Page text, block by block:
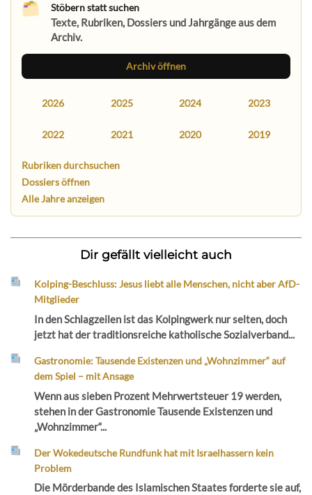
Stöbern statt suchen
Texte, Rubriken, Dossiers und Jahrgänge aus dem
Archiv.
Archiv öffnen
2026 2025 2024 2023
2022 2021 2020 2019
Rubriken durchsuchen
Dossiers öffnen
Alle Jahre anzeigen
Dir gefällt vielleicht auch
Kolping-Beschluss: Jesus liebt alle Menschen, nicht aber AfD-
Mitglieder
In den Schlagzeilen ist das Kolpingwerk nur selten, doch
jetzt hat der traditionsreiche katholische Sozialverband...
Gastronomie: Tausende Existenzen und „Wohnzimmer“ auf
dem Spiel – mit Ansage
Wenn aus sieben Prozent Mehrwertsteuer 19 werden,
stehen in der Gastronomie Tausende Existenzen und
„Wohnzimmer“...
Der Wokedeutsche Rundfunk hat mit Israelhassern kein
Problem
Die Mörderbande des Islamischen Staates forderte sie auf,